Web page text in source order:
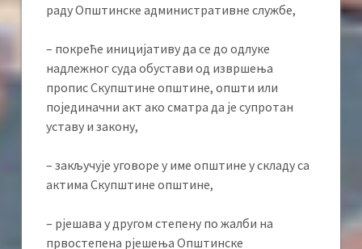
раду Општинске административне службе,
– покреће иницијативу да се до одлуке
надлежног суда обустави од извршења
пропис Скупштине општине, општи или
појединачни акт ако сматра да је супротан
уставу и закону,
– закључује уговоре у име општине у складу са
актима Скупштине општине,
– рјешава у другом степену по жалби на
првостепена рјешења Општинске